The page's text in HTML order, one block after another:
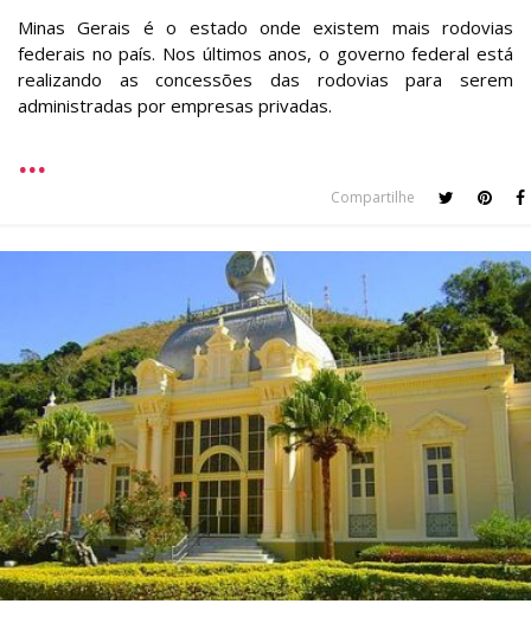
Minas Gerais é o estado onde existem mais rodovias
federais no país. Nos últimos anos, o governo federal está
realizando as concessões das rodovias para serem
administradas por empresas privadas.
Compartilhe